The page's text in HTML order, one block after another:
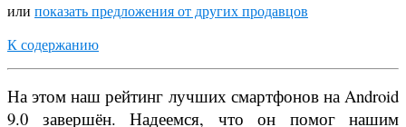
или показать предложения от других продавцов
К содержанию
На этом наш рейтинг лучших смартфонов на Android
9.0 завершён. Надеемся, что он помог нашим